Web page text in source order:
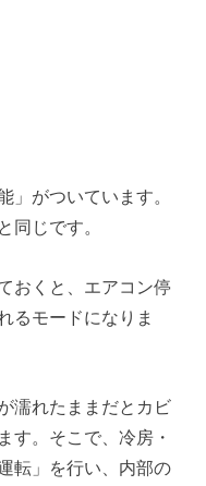
」がついています。
同じです。
おくと、エアコン停
るモードになりま
濡れたままだとカビ
す。そこで、冷房・
転」を行い、内部の